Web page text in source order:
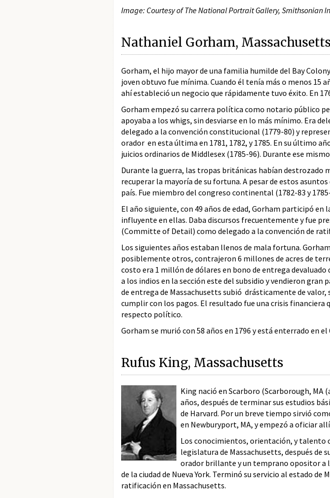
Image: Courtesy of The National Portrait Gallery, Smithsonian
Nathaniel Gorham, Massachusetts
Gorham, el hijo mayor de una familia humilde del Bay
joven obtuvo fue mínima. Cuando él tenía más o menos 15
ahí estableció un negocio que rápidamente tuvo éxito. En
Gorham empezó su carrera política como notario público
apoyaba a los whigs, sin desviarse en lo más mínimo. Era
delegado a la convención constitucional (1779-80) y
orador en esta última en 1781, 1782, y 1785. En su último
juicios ordinarios de Middlesex (1785-96). Durante ese
Durante la guerra, las tropas británicas habían destrozado
recuperar la mayoría de su fortuna. A pesar de estos
país. Fue miembro del congreso continental (1782-83 y
El año siguiente, con 49 años de edad, Gorham participó
influyente en ellas. Daba discursos frecuentemente y fue
(Committe of Detail) como delegado a la convención de
Los siguientes años estaban llenos de mala fortuna.
posiblemente otros, contrajeron 6 millones de acres de
costo era 1 millón de dólares en bono de entrega
a los indios en la sección este del subsidio y vendieron
de entrega de Massachusetts subió drásticamente de
cumplir con los pagos. El resultado fue una crisis financiera
respecto político.
Gorham se murió con 58 años en 1796 y está enterrado en
Rufus King, Massachusetts
King nació en Scarboro (Scarborough, MA
años, después de terminar sus estudios
de Harvard. Por un breve tiempo sirvió
en Newburyport, MA, y empezó a oficiar allí
Los conocimientos, orientación, y talento
legislatura de Massachusetts, después de
orador brillante y un temprano opositor a
de la ciudad de Nueva York. Terminó su servicio al estado
ratificación en Massachusetts.